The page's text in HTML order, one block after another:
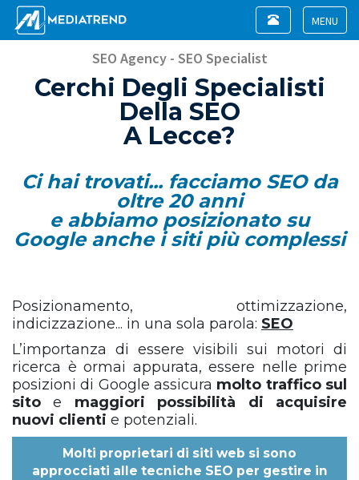
Toggle
Toggle
navigation
SEO Agency - SEO Specialist
Cerchi Degli Specialisti
Della SEO
A Lecce?
Ci hai trovati... facciamo SEO da
oltre 20 anni
e abbiamo posizionato su
Google anche i siti più complessi
Posizionamento, ottimizzazione,
indicizzazione... in una sola parola: SEO
L’importanza di essere visibili sui motori di
ricerca è ormai appurata, essere nelle prime
posizioni di Google assicura molto traffico sul
sito e maggiori possibilità di acquisire
nuovi clienti e potenziali.
Molti proprietari di siti web si sono
approcciati alle tecniche SEO per gestire in